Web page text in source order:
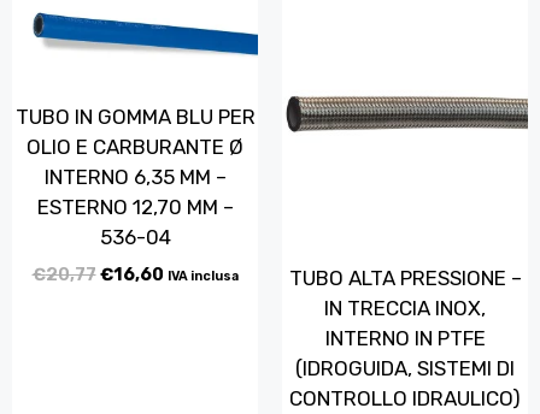
TUBO IN GOMMA BLU PER
OLIO E CARBURANTE Ø
INTERNO 6,35 MM –
ESTERNO 12,70 MM –
536-04
€20,77€16,60 IVA inclusa
TUBO ALTA PRESSIONE –
IN TRECCIA INOX,
INTERNO IN PTFE
(IDROGUIDA, SISTEMI DI
CONTROLLO IDRAULICO)